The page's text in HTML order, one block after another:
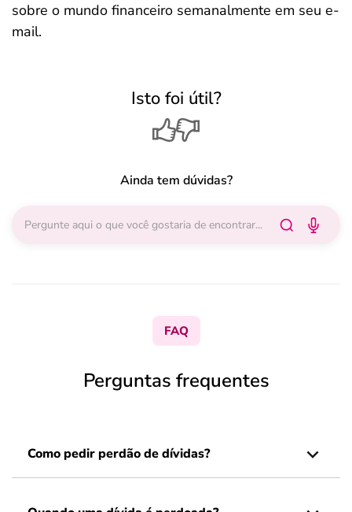
sobre o mundo financeiro semanalmente em seu e-
mail.
Isto foi útil?
Ainda tem dúvidas?
FAQ
Perguntas frequentes
Como pedir perdão de dívidas?